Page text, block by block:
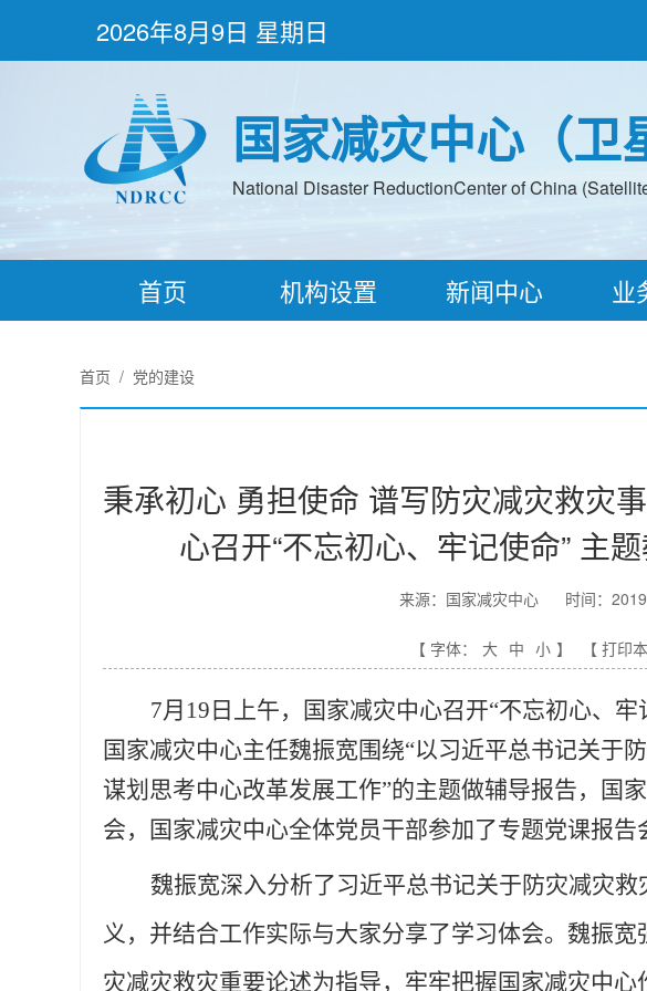
2026年8月9日 星期日
国家减灾中心（卫
National Disaster ReductionCenter of China
首页 机构设置 新闻中心 业
首页 / 党的建设
秉承初心 勇担使命 谱写防灾减灾救
心召开“不忘初心、牢记使命” 主
来源：国家减灾中心 时间：
【 字体： 大 中 小 】 【 打印
7月19日上午，国家减灾中心召开“不忘初心、牢
国家减灾中心主任魏振宽围绕“以习近平总书记关于
谋划思考中心改革发展工作”的主题做辅导报告，国
会，国家减灾中心全体党员干部参加了专题党课报告
魏振宽深入分析了习近平总书记关于防灾减灾
义，并结合工作实际与大家分享了学习体会。 魏振宽
灾减灾救灾重要论述为指导，牢牢把握国家减灾中